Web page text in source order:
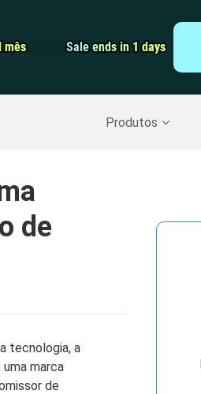
mês
mês Sale ends in 1 days
Sale ends in 1 days
Produtos
Screen Recorder
Backup do iPhone>>
de
tecnologia, a
marca
de